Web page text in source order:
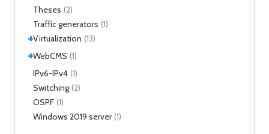
Asterisk
FreeSWITCH (2)
Kamailio (29)
Tools
Theses (2)
Traffic generators (1)
+Virtualization (13)
VirtualBox
XenServer
+WebCMS (1)
Drupal
IPv6-IPv4 (1)
Switching (2)
OSPF (1)
Windows 2019 server (1)